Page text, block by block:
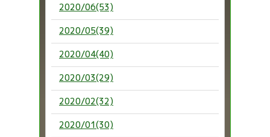
2020/06(53)
2020/05(39)
2020/04(40)
2020/03(29)
2020/02(32)
2020/01(30)